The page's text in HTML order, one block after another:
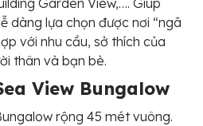
Garden View,…. Giúp
dàng lựa chọn được nơi “ngã
với nhu cầu, sở thích của
thân và bạn bè.
View Bungalow
rộng 45 mét vuông.